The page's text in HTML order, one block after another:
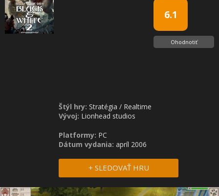
6.1
Ohodnotiť
Štýl hry: Stratégia / Realtime
Vývoj: Lionhead studios
Platformy: PC
Dátum vydania: apríl 2006
+ SLEDOVAŤ HRU